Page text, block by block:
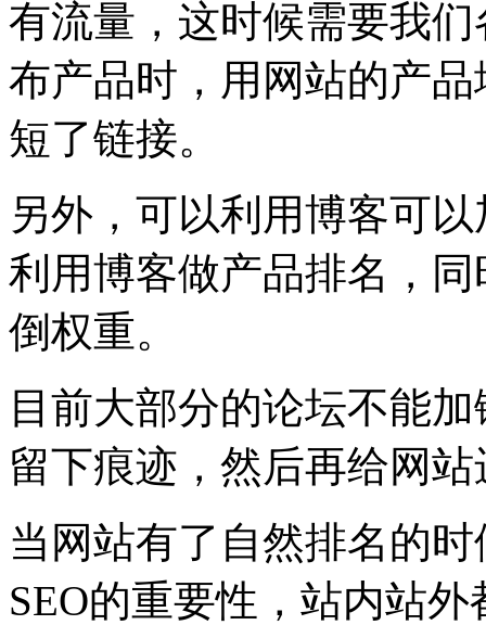
有流量，这时候需要我
布产品时，用网站的产
短了链接。
另外，可以利用博客可
利用博客做产品排名，
倒权重。
目前大部分的论坛不能
留下痕迹，然后再给网
当网站有了自然排名的
SEO的重要性，站内站